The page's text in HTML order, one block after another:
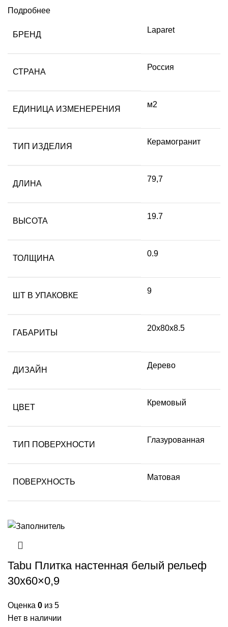
Подробнее
БРЕНД
Laparet
СТРАНА
Россия
ЕДИНИЦА ИЗМЕНЕРЕНИЯ
м2
ТИП ИЗДЕЛИЯ
Керамогранит
ДЛИНА
79,7
ВЫСОТА
19.7
ТОЛЩИНА
0.9
ШТ В УПАКОВКЕ
9
ГАБАРИТЫ
20х80х8.5
ДИЗАЙН
Дерево
ЦВЕТ
Кремовый
ТИП ПОВЕРХНОСТИ
Глазурованная
ПОВЕРХНОСТЬ
Матовая
Tabu Плитка настенная белый рельеф
30х60×0,9
Оценка 0 из 5
Нет в наличии